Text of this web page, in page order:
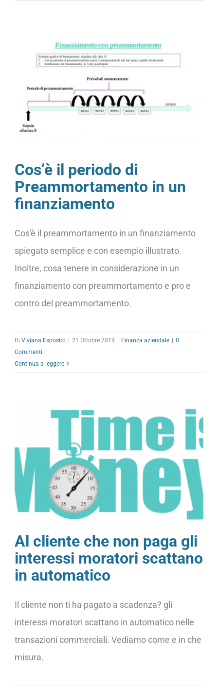
Cos’è il periodo di
Preammortamento in un
finanziamento
Cos'è il preammortamento in un finanziamento
spiegato semplice e con esempio illustrato.
Inoltre, cosa tenere in considerazione in un
finanziamento con preammortamento e pro e
contro del preammortamento.
Di Viviana Esposito 21 Ottobre 2019 Finanza aziendale
0
Commenti
Continua a leggere
Al cliente che non paga gli
interessi moratori scattano
in automatico
Il cliente non ti ha pagato a scadenza? gli
interessi moratori scattano in automatico nelle
transazioni commerciali. Vediamo come e in che
misura.